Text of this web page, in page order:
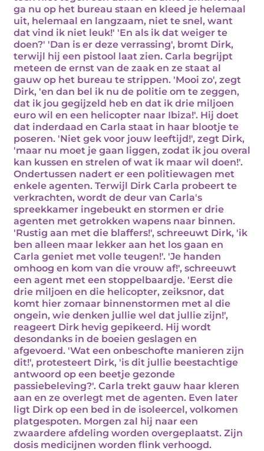
ga nu op het bureau staan en kleed je helemaal
uit, helemaal en langzaam, niet te snel, want
dat vind ik niet leuk!' 'En als ik dat weiger te
doen?' 'Dan is er deze verrassing', bromt Dirk,
terwijl hij een pistool laat zien. Carla begrijpt
meteen de ernst van de zaak en ze staat al
gauw op het bureau te strippen. 'Mooi zo', zegt
Dirk, 'en dan bel ik nu de politie om te zeggen,
dat ik jou gegijzeld heb en dat ik drie miljoen
euro wil en een helicopter naar Ibiza!'. Hij doet
dat inderdaad en Carla staat in haar blootje te
poseren. 'Niet gek voor jouw leeftijd!', zegt Dirk,
'maar nu moet je gaan liggen, zodat ik jou overal
kan kussen en strelen of wat ik maar wil doen!'.
Ondertussen nadert er een politiewagen met
enkele agenten. Terwijl Dirk Carla probeert te
verkrachten, wordt de deur van Carla's
spreekkamer ingebeukt en stormen er drie
agenten met getrokken wapens naar binnen.
'Rustig aan met die blaffers!', schreeuwt Dirk, 'ik
ben alleen maar lekker aan het los gaan en
Carla geniet met volle teugen!'. 'Je handen
omhoog en kom van die vrouw af!', schreeuwt
een agent met een stoppelbaardje. 'Eerst die
drie miljoen en die helicopter, zeiksnor, dat
komt hier zomaar binnenstormen met al die
ongein, wie denken jullie wel dat jullie zijn!',
reageert Dirk hevig gepikeerd. Hij wordt
desondanks in de boeien geslagen en
afgevoerd. 'Wat een onbeschofte manieren zijn
dit!', protesteert Dirk, 'is dit jullie beestachtige
antwoord op een beetje gezonde
passiebeleving?'. Carla trekt gauw haar kleren
aan en ze overlegt met de agenten. Even later
ligt Dirk op een bed in de isoleercel, volkomen
platgespoten. Morgen zal hij naar een
zwaardere afdeling worden overgeplaatst. Zijn
dosis medicijnen worden flink verhoogd.